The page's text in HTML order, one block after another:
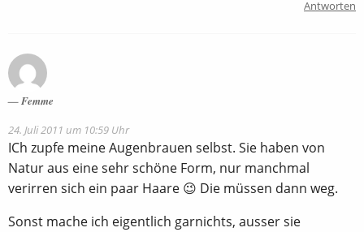
Antworten
Femme
24. Juli 2011 um 10:59 Uhr
ICh zupfe meine Augenbrauen selbst. Sie haben von
Natur aus eine sehr schöne Form, nur manchmal
verirren sich ein paar Haare 😉 Die müssen dann weg.
Sonst mache ich eigentlich garnichts, ausser sie